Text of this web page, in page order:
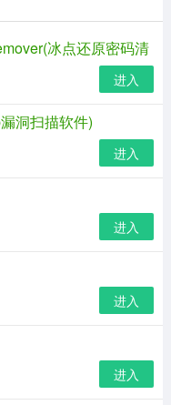
冰点还原密码清
进入
洞扫描软件)
进入
进入
进入
进入